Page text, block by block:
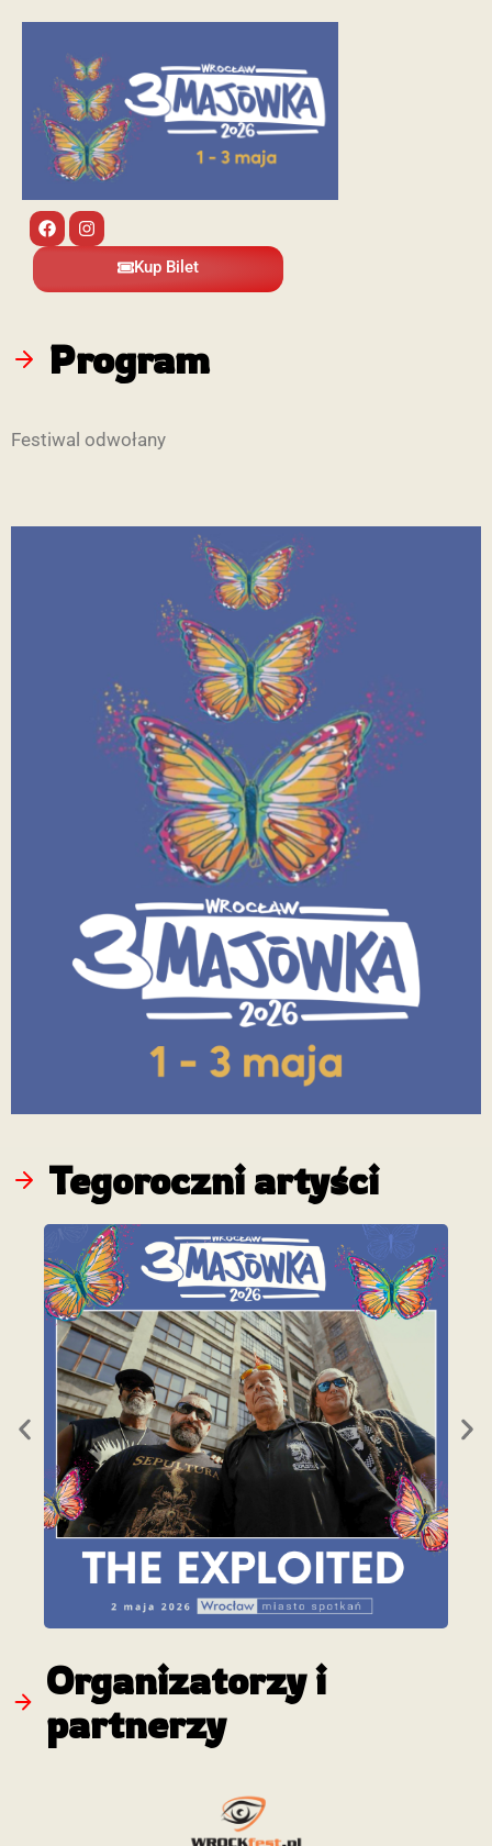
Kup Bilet
Program
Festiwal odwołany
Tegoroczni artyści
Organizatorzy i
partnerzy